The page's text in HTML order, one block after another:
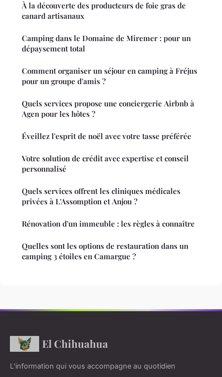
À la découverte des producteurs de foie gras de
canard artisanaux
Camping dans le Domaine de Miremer : pour un
dépaysement total
Comment organiser un séjour en camping à Fréjus
pour un groupe d'amis ?
Quels services propose une conciergerie Airbnb à
Agen pour les hôtes ?
Éveillez l'esprit de noël avec votre tasse préférée
Votre solution de crédit avec expertise et conseil
personnalisé
Quels services offrent les cliniques médicales
privées à L'Assomption et Anjou ?
Rénovation d'un immeuble : les règles à connaître
Quelles sont les options de restauration dans un
camping 3 étoiles en Camargue ?
El Chihuahua
L'information qui vous accompagne au quotidien